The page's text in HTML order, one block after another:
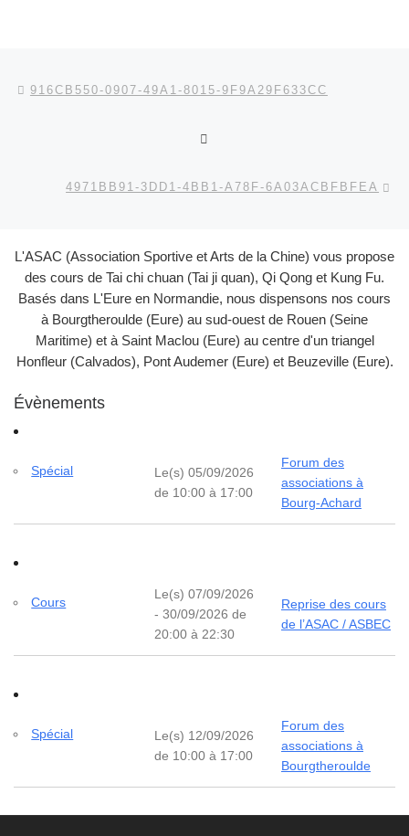
Parcourir les articles
916CB550-0907-49A1-8015-9F9A29F633CC
4971BB91-3DD1-4BB1-A78F-6A03ACBFBFEA
L'ASAC (Association Sportive et Arts de la Chine) vous propose
des cours de Tai chi chuan (Tai ji quan), Qi Qong et Kung Fu.
Basés dans L'Eure en Normandie, nous dispensons nos cours
à Bourgtheroulde (Eure) au sud-ouest de Rouen (Seine
Maritime) et à Saint Maclou (Eure) au centre d'un triangel
Honfleur (Calvados), Pont Audemer (Eure) et Beuzeville (Eure).
Évènements
Spécial
Le(s) 05/09/2026
de 10:00 à 17:00
Forum des
associations à
Bourg-Achard
Cours
Le(s) 07/09/2026
- 30/09/2026 de
20:00 à 22:30
Reprise des cours
de l’ASAC / ASBEC
Spécial
Le(s) 12/09/2026
de 10:00 à 17:00
Forum des
associations à
Bourgtheroulde